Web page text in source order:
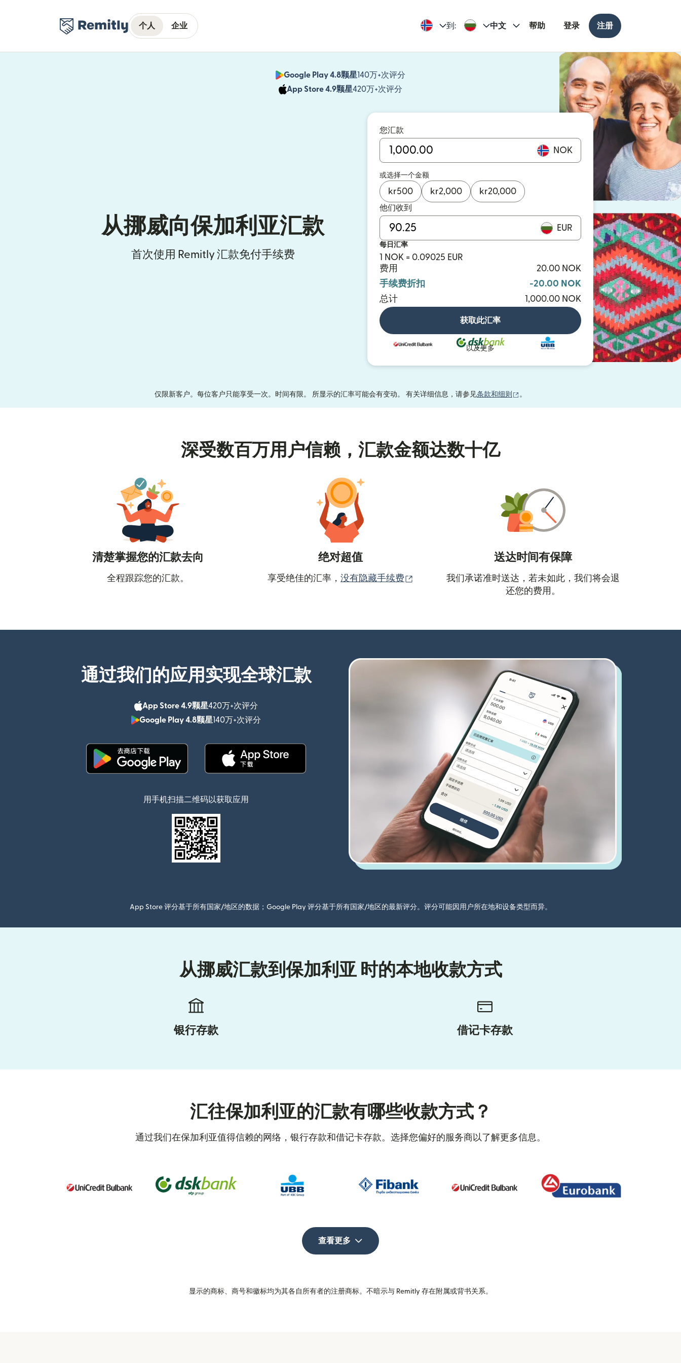
个人 企业 到: 中文 帮助 登录 注册
Google Play 4.8颗星140万+次评分
App Store 4.9颗星420万+次评分
从挪威向保加利亚汇款
首次使用 Remitly 汇款免付手续费
您汇款
NOK
或选择一个金额
kr500 kr2,000 kr20,000
他们收到
EUR
每日汇率
1 NOK = 0.09025 EUR
费用
20.00 NOK
手续费折扣
-20.00 NOK
总计
1,000.00 NOK
获取此汇率
以及更多
仅限新客户。每位客户只能享受一次。时间有限。 所显示的汇率可能会有变动。 有关详细信息，请参见条款和细则 （在新窗口中打开）
。
深受数百万用户信赖，汇款金额达数十亿
清楚掌握您的汇款去向
全程跟踪您的汇款。
绝对超值
享受绝佳的汇率， 没有隐藏手续费 （在新窗口中打开）
送达时间有保障
我们承诺准时送达，若未如此，我们将会退
还您的费用。
通过我们的应用实现全球汇款
App Store 4.9颗星420万+次评分
Google Play 4.8颗星140万+次评分
用手机扫描二维码以获取应用
App Store 评分基于所有国家/地区的数据；Google Play 评分基于所有国家/地区的最新评分。评分可能因用户所在地和设备类型而异。
从挪威汇款到保加利亚 时的本地收款方式
银行存款 借记卡存款
汇往保加利亚的汇款有哪些收款方式？
通过我们在保加利亚值得信赖的网络，银行存款和借记卡存款。选择您偏好的服务商以了解更多信息。
查看更多
显示的商标、商号和徽标均为其各自所有者的注册商标。不暗示与 Remitly 存在附属或背书关系。